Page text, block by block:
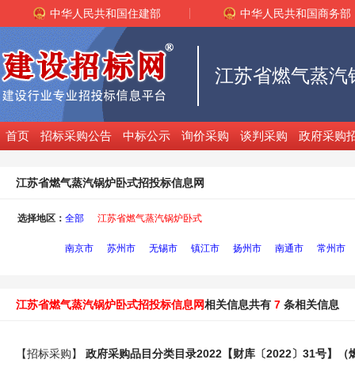
中华人民共和国住建部 中华人民共和国商务部
首页 招标采购公告 中标公示 询价采购 谈判采购 政府采购
江苏省燃气蒸汽锅炉卧式招投标信息网
选择地区： 全部 江苏省燃气蒸汽锅炉卧式
南京市 苏州市 无锡市 镇江市 扬州市 南通市 常州市
江苏省燃气蒸汽锅炉卧式招投标信息网相关信息共有 7 条相关信息
【招标采购】 政府采购品目分类目录2022【财库〔2022〕31号】（